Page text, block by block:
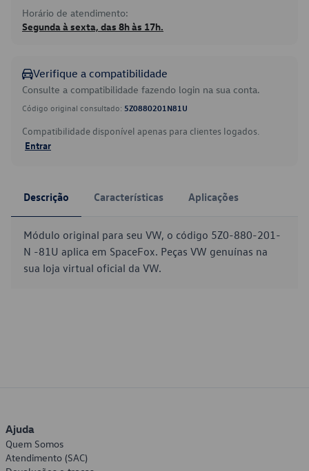
Horário de atendimento:
Segunda à sexta, das 8h às 17h.
Verifique a compatibilidade
Consulte a compatibilidade fazendo login na sua conta.
Código original consultado: 5Z0880201N81U
Compatibilidade disponível apenas para clientes logados.
Entrar
Descrição Características Aplicações
Módulo original para seu VW, o código 5Z0-880-201-
N -81U aplica em SpaceFox. Peças VW genuínas na
sua loja virtual oficial da VW.
Ajuda
Quem Somos
Atendimento (SAC)